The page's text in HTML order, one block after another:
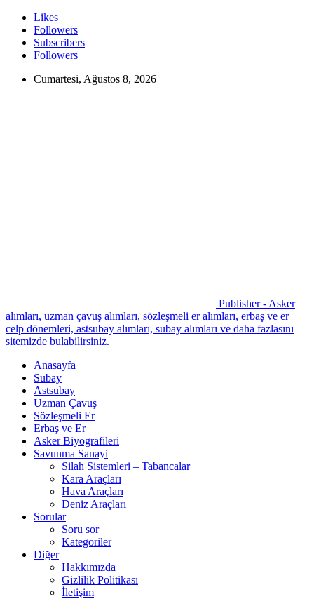
Likes
Followers
Subscribers
Followers
Cumartesi, Ağustos 8, 2026
Publisher - Asker
alımları, uzman çavuş alımları, sözleşmeli er alımları, erbaş ve er
celp dönemleri, astsubay alımları, subay alımları ve daha fazlasını
sitemizde bulabilirsiniz.
Anasayfa
Subay
Astsubay
Uzman Çavuş
Sözleşmeli Er
Erbaş ve Er
Asker Biyografileri
Savunma Sanayi
Silah Sistemleri – Tabancalar
Kara Araçları
Hava Araçları
Deniz Araçları
Sorular
Soru sor
Kategoriler
Diğer
Hakkımızda
Gizlilik Politikası
İletişim